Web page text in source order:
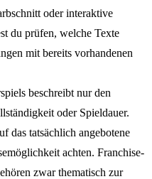
oder interaktive
du prüfen, welche Texte
mit bereits vorhandenen
beschreibt nur den
oder Spieldauer.
das tatsächlich angebotene
achten. Franchise-
zwar thematisch zur